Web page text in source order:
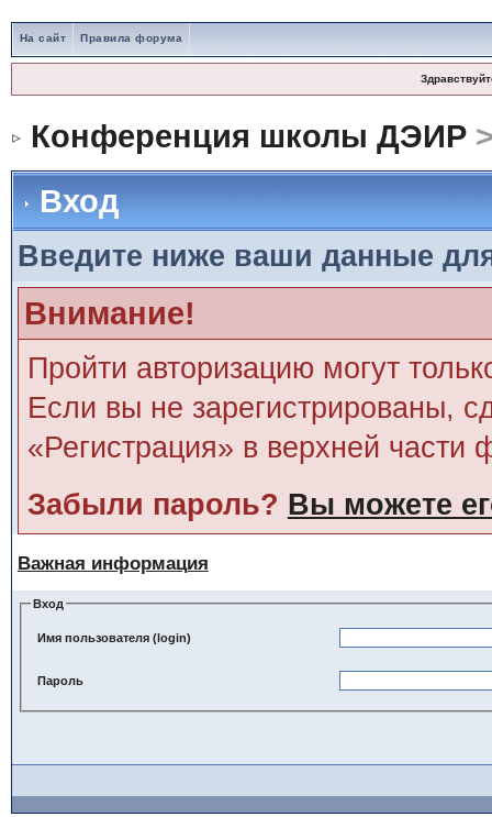
На сайт Правила форума
Конференция школы ДЭИР
Вход
Введите ниже ваши данные
Внимание!
Пройти авторизацию могут
Если вы не зарегистрированы,
«Регистрация» в верхней части
Забыли пароль? Вы можете
Важная информация
Вход
Имя пользователя (login)
Пароль